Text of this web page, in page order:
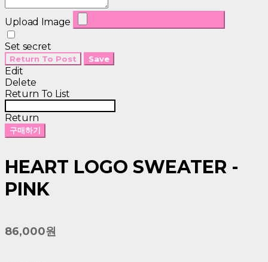
Upload Image
Set secret
Return To Post Save
Edit
Delete
Return To List
Return
구매하기
HEART LOGO SWEATER -
PINK
86,000원